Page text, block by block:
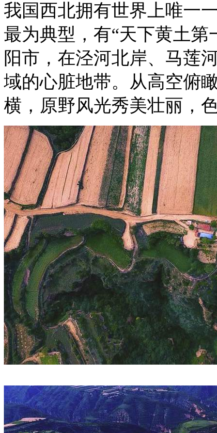
我国西北拥有世界上唯一
最为典型 ， 有“天下黄土第
阳市，在泾河北岸、马莲
域的心脏地带。从高空俯
横 ，原野风光秀美壮丽，